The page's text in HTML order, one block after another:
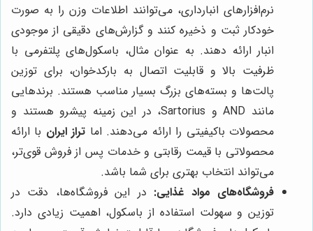
نرم‌افزارهای انبارداری، می‌توانند اطلاعات وزن را به صورت
خودکار ثبت و ذخیره کنند و گزارش‌های دقیقی از موجودی
انبار ارائه دهند. به عنوان مثال، باسکول‌های پلتفرمی با
ظرفیت بالا و قابلیت اتصال به بارکدخوان، برای توزین
پالت‌ها و بسته‌های بزرگ بسیار مناسب هستند. برندهایی
مانند AND و Sartorius، در این زمینه پیشرو هستند و
محصولات باکیفیتی را ارائه می‌دهند. اما تراز ایران با ارائه
محصولاتی با قیمت رقابتی و خدمات پس از فروش قوی‌تر،
می‌تواند انتخاب بهتری برای شما باشد.
فروشگاه‌های مواد غذایی: در این فروشگاه‌ها، دقت در
توزین و سهولت استفاده از باسکول، اهمیت زیادی دارد.